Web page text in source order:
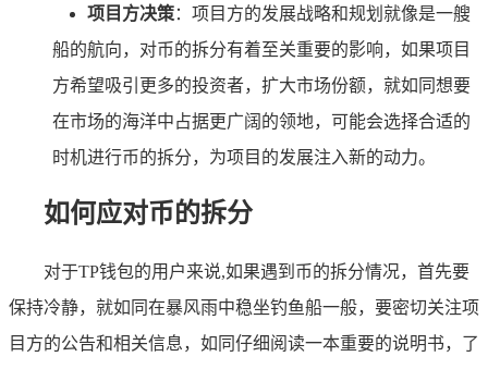
项目方决策：项目方的发展战略和规划就像是一艘
船的航向，对币的拆分有着至关重要的影响，如果项目
方希望吸引更多的投资者，扩大市场份额，就如同想要
在市场的海洋中占据更广阔的领地，可能会选择合适的
时机进行币的拆分，为项目的发展注入新的动力。
如何应对币的拆分
对于TP钱包的用户来说,如果遇到币的拆分情况，首先要
保持冷静，就如同在暴风雨中稳坐钓鱼船一般，要密切关注项
目方的公告和相关信息，如同仔细阅读一本重要的说明书，了